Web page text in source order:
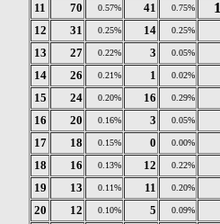
11 70 0.57% 41 0.75%
12 31 0.25% 14 0.25%
13 27 0.22% 3 0.05%
14 26 0.21% 1 0.02%
15 24 0.20% 16 0.29%
16 20 0.16% 3 0.05%
17 18 0.15% 0 0.00%
18 16 0.13% 12 0.22%
19 13 0.11% 11 0.20%
20 12 0.10% 5 0.09%